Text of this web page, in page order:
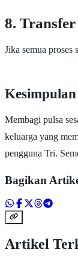
8.
Jika semua
Kesimpulan
Membagi pulsa
keluarga yang
pengguna Tri.
Bagikan
Artikel